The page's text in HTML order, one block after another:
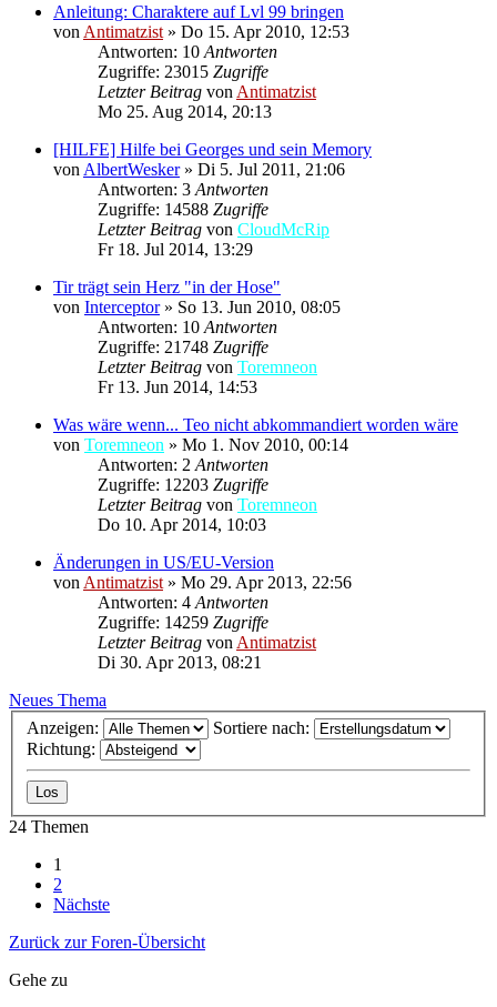
Anleitung: Charaktere auf Lvl 99 bringen
von Antimatzist » Do 15. Apr 2010, 12:53
Antworten: 10 Antworten
Zugriffe: 23015 Zugriffe
Letzter Beitrag von Antimatzist
Mo 25. Aug 2014, 20:13
[HILFE] Hilfe bei Georges und sein Memory
von AlbertWesker» Di 5. Jul 2011, 21:06
Antworten: 3 Antworten
Zugriffe: 14588 Zugriffe
Letzter Beitrag von CloudMcRip
Fr 18. Jul 2014, 13:29
Tir trägt sein Herz "in der Hose"
von Interceptor» So 13. Jun 2010, 08:05
Antworten: 10 Antworten
Zugriffe: 21748 Zugriffe
Letzter Beitrag von Toremneon
Fr 13. Jun 2014, 14:53
Was wäre wenn... Teo nicht abkommandiert worden wäre
von Toremneon » Mo 1. Nov 2010, 00:14
Antworten: 2 Antworten
Zugriffe: 12203 Zugriffe
Letzter Beitrag von Toremneon
Do 10. Apr 2014, 10:03
Änderungen in US/EU-Version
von Antimatzist » Mo 29. Apr 2013, 22:56
Antworten: 4 Antworten
Zugriffe: 14259 Zugriffe
Letzter Beitrag von Antimatzist
Di 30. Apr 2013, 08:21
Neues Thema
Anzeigen:
Sortiere nach:
Richtung:
24 Themen
1
2
Nächste
Zurück zur Foren-Übersicht
Gehe zu